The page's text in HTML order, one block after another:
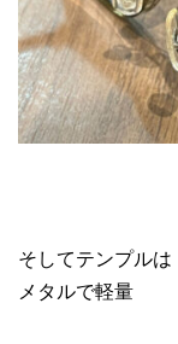
そしてテンプルは
メタルで軽量